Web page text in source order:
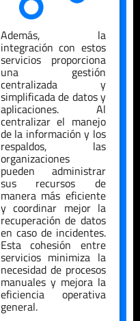
Además, la
integración con estos
servicios proporciona
una gestión
centralizada y
simplificada de datos y
aplicaciones. Al
centralizar el manejo
de la información y los
respaldos, las
organizaciones
pueden administrar
sus recursos de
manera más eficiente
y coordinar mejor la
recuperación de datos
en caso de incidentes.
Esta cohesión entre
servicios minimiza la
necesidad de procesos
manuales y mejora la
eficiencia operativa
general.